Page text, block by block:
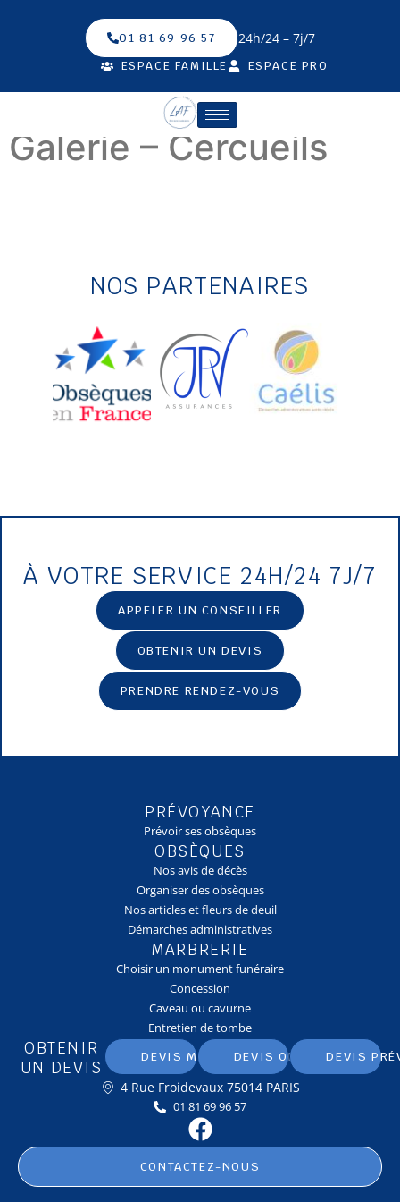
01 81 69 96 57 24h/24 – 7j/7
ESPACE FAMILLE ESPACE PRO
Galerie – Cercueils
NOS PARTENAIRES
À VOTRE SERVICE 24H/24 7J/7
APPELER UN CONSEILLER
OBTENIR UN DEVIS
PRENDRE RENDEZ-VOUS
PRÉVOYANCE
Prévoir ses obsèques
OBSÈQUES
Nos avis de décès
Organiser des obsèques
Nos articles et fleurs de deuil
Démarches administratives
MARBRERIE
Choisir un monument funéraire
Concession
Caveau ou cavurne
Entretien de tombe
OBTENIR
UN DEVIS
DEVIS MARBRERIEDEVIS OBSÈQUES
DEVIS
4 Rue Froidevaux 75014 PARIS
01 81 69 96 57
CONTACTEZ-NOUS